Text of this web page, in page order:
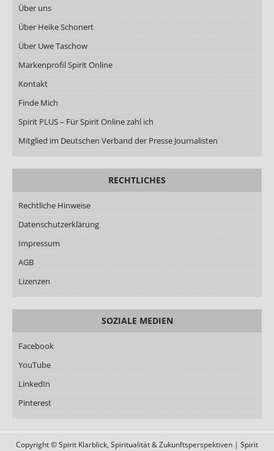
Über uns
Über Heike Schonert
Über Uwe Taschow
Markenprofil Spirit Online
Kontakt
Finde Mich
Spirit PLUS – Für Spirit Online zahl ich
Mitglied im Deutschen Verband der Presse Journalisten
RECHTLICHES
Rechtliche Hinweise
Datenschutzerklärung
Impressum
AGB
Lizenzen
SOZIALE MEDIEN
Facebook
YouTube
LinkedIn
Pinterest
Copyright © Spirit Klarblick, Spiritualität & Zukunftsperspektiven | Spirit